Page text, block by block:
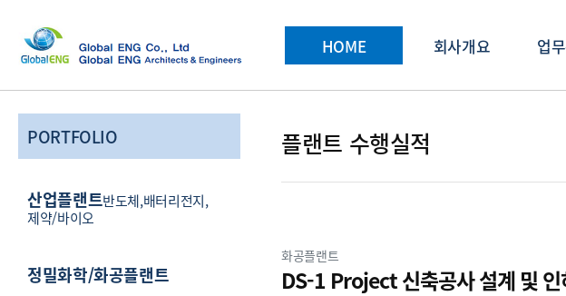
HOME 회사개요 업
PORTFOLIO
산업플랜트반도체,배터리전지,
제약/바이오
정밀화학/화공플랜트
플랜트 수행실적
화공플랜트
DS-1 Project 신축공사 설계 및 인